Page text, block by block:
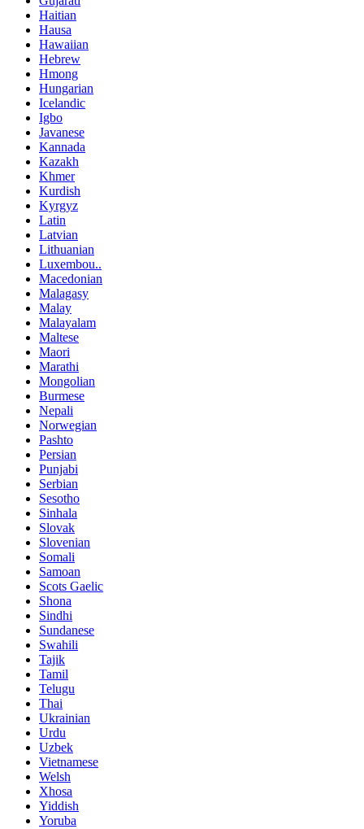
Haitian
Hausa
Hawaiian
Hebrew
Hmong
Hungarian
Icelandic
Igbo
Javanese
Kannada
Kazakh
Khmer
Kurdish
Kyrgyz
Latin
Latvian
Lithuanian
Luxembou..
Macedonian
Malagasy
Malay
Malayalam
Maltese
Maori
Marathi
Mongolian
Burmese
Nepali
Norwegian
Pashto
Persian
Punjabi
Serbian
Sesotho
Sinhala
Slovak
Slovenian
Somali
Samoan
Scots Gaelic
Shona
Sindhi
Sundanese
Swahili
Tajik
Tamil
Telugu
Thai
Ukrainian
Urdu
Uzbek
Vietnamese
Welsh
Xhosa
Yiddish
Yoruba